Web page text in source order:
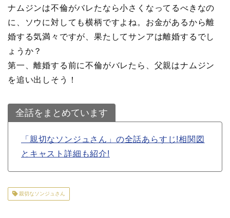
ナムジンは不倫がバレたなら小さくなってるべきなの
に、ソウに対しても横柄ですよね。お金があるから離
婚する気満々ですが、果たしてサンアは離婚するでし
ょうか？
第一、離婚する前に不倫がバレたら、父親はナムジン
を追い出しそう！
全話をまとめています
「親切なソンジュさん」の全話あらすじ!相関図
とキャスト詳細も紹介!
親切なソンジュさん